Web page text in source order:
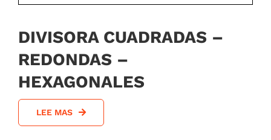
DIVISORA CUADRADAS –
REDONDAS –
HEXAGONALES
LEE MAS